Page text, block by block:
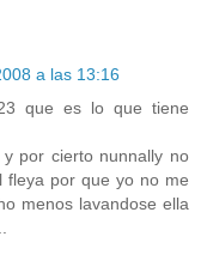
a las 13:16
que es lo que tiene
por cierto nunnally no
fleya por que yo no me
menos lavandose ella